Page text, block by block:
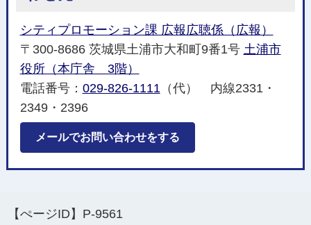
シティプロモーション課 広報広聴係（広報）
〒300-8686 茨城県土浦市大和町9番1号 土浦市
役所（本庁舎 3階）
電話番号： 029-826-1111 （代） 内線2331・
2349・2396
メールでお問い合わせをする
【ぺージID】 P-9561